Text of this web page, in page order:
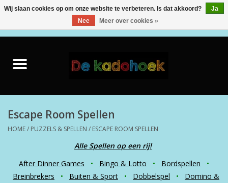
Speelgoed
Escape Room Spellen
HOME/ PUZZELS & SPELLEN / ESCAPE ROOM SPELLEN
Alle Spellen op een rij!
After Dinner Games
• Bingo & Lotto • Bordspellen
•
Breinbrekers
• Buiten & Sport • Dobbelspel •
Domino &
Wij slaan cookies op om onze website te verbeteren. Is dat akkoord?
Ja
Nee
Meer over cookies »